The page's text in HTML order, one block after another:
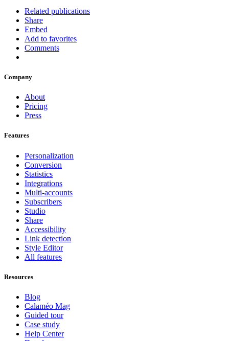
Related publications
Share
Embed
Add to favorites
Comments
Company
About
Pricing
Press
Features
Personalization
Conversion
Statistics
Integrations
Multi-accounts
Subscribers
Studio
Share
Accessibility
Link detection
Style Editor
All features
Resources
Blog
Calaméo Mag
Guided tour
Case study
Help Center